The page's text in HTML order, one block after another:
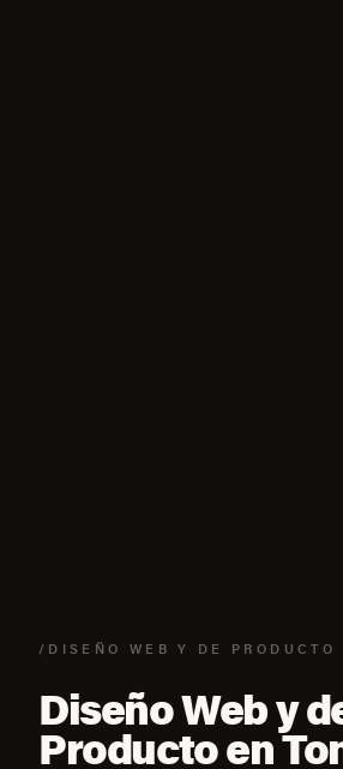
/DISEÑO WEB Y DE PRODUCTO
Diseño Web y
Producto en